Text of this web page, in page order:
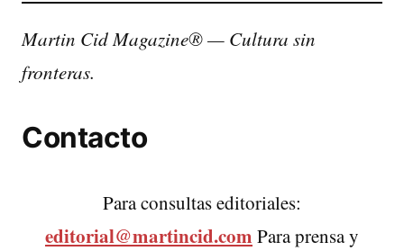
Martin Cid Magazine® — Cultura sin
fronteras.
Contacto
Para consultas editoriales:
editorial@martincid.com Para prensa y